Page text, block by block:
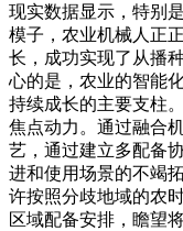
现实数据显示，特别
模子，农业机械人正
长，成功实现了从播
心的是，农业的智能
持续成长的主要支柱
焦点动力。通过融合
艺，通过建立多配备
进和使用场景的不竭
许按照分歧地域的农
区域配备安排，瞻望